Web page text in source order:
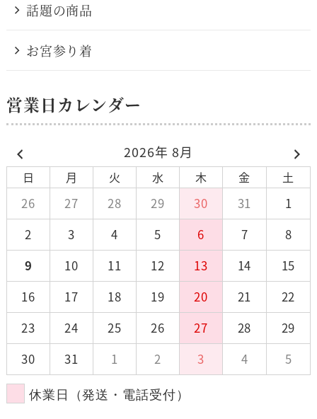
話題の商品
お宮参り着
営業日カレンダー
2026年 8月
日 月 火 水 木 金
土
26
27 28 29 30 31
1
2
3 4 5 6 7
8
9
10 11 12 13 14
15
16
17 18 19 20 21
22
23
24 25 26 27 28
29
30
31 1 2 3 4 5
休業日（発送・電話受付）